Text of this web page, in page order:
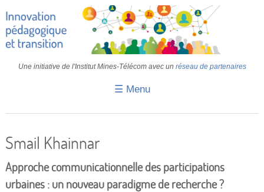
Une initiative de l'Institut Mines-Télécom avec un réseau de partenaires
☰ Menu
Transition
Smail Khainnar
Approche communicationnelle des participations
urbaines : un nouveau paradigme de recherche ?